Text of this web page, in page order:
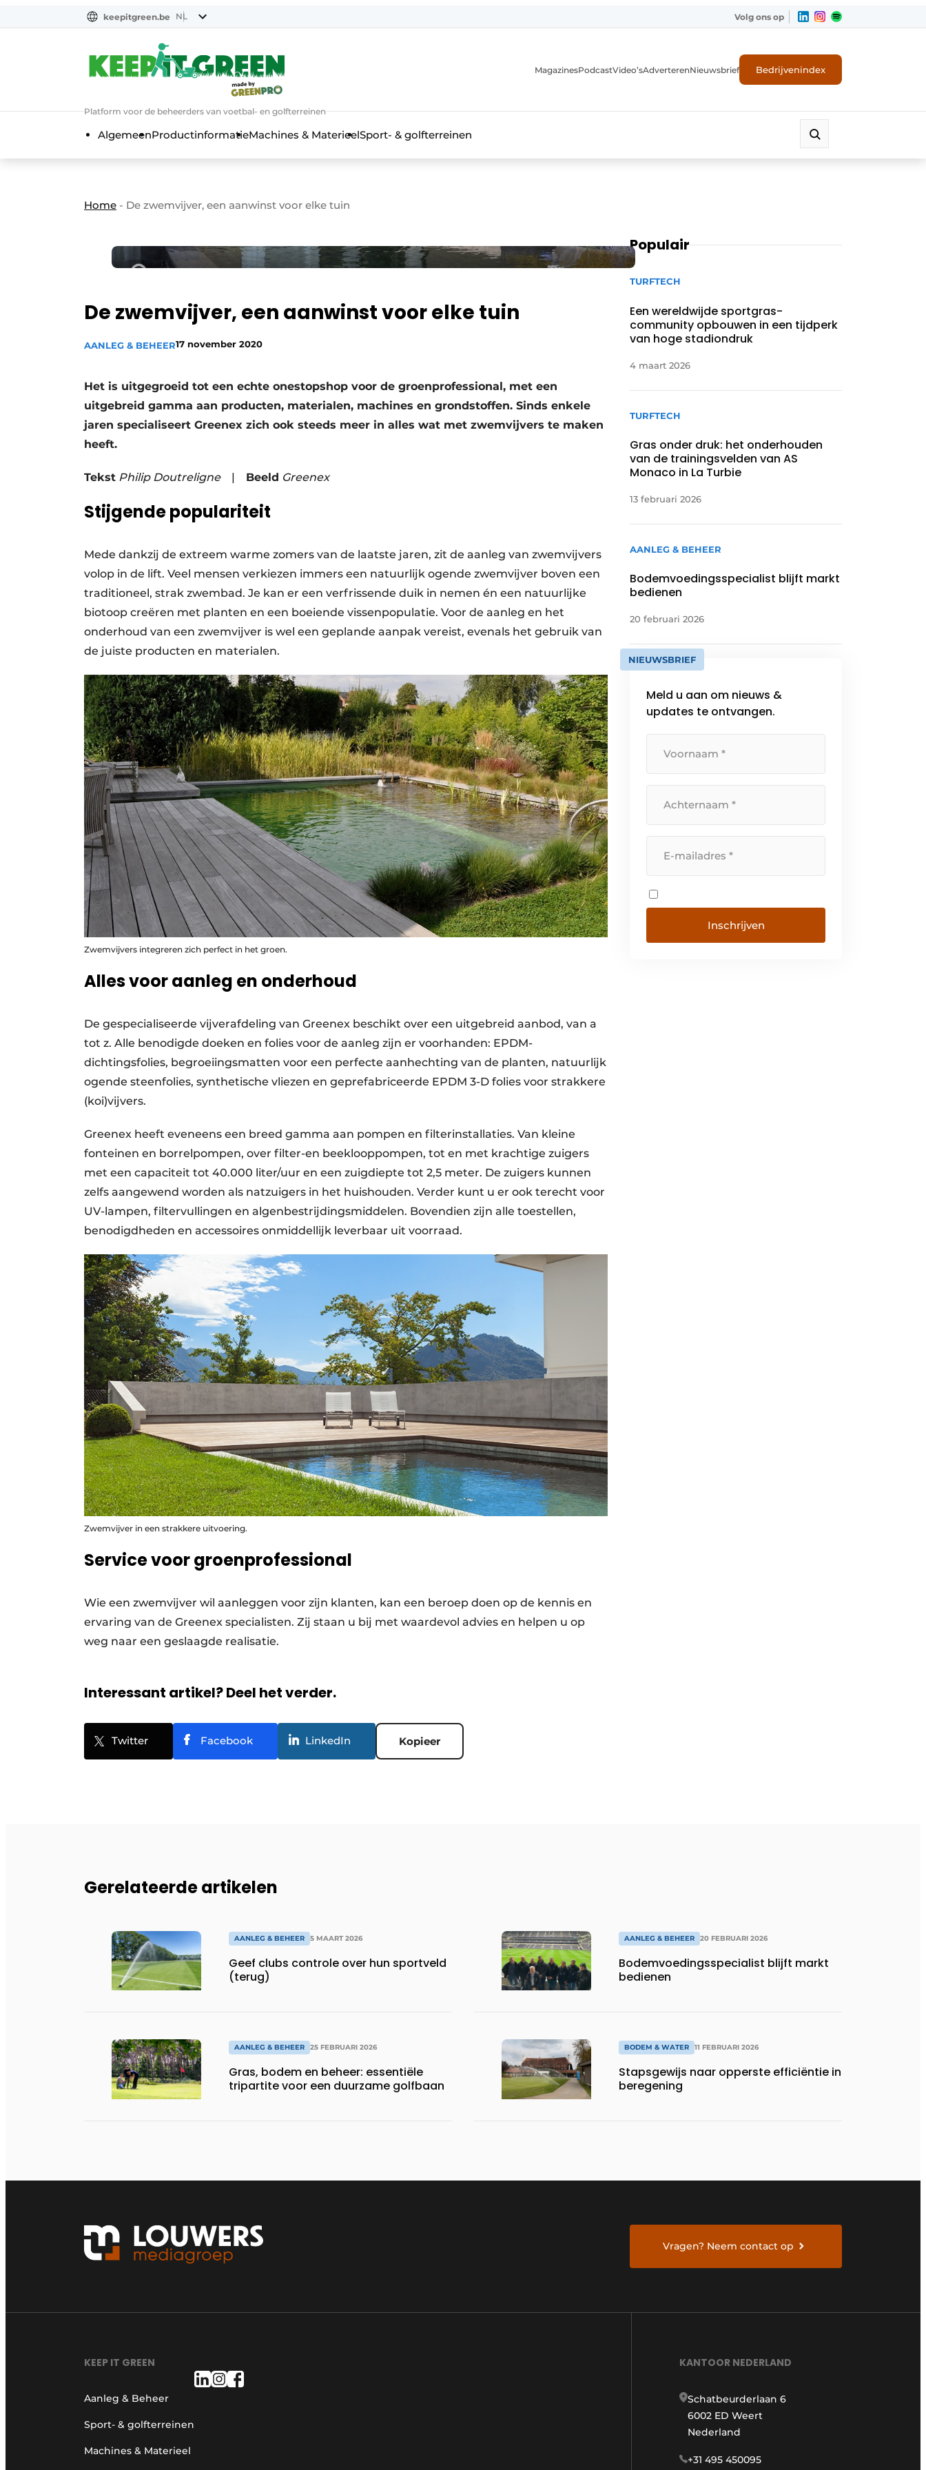
keepitgreen.be NL Volg ons op
Platform voor de beheerders van voetbal- en golfterreinen
MagazinesPodcastVideo’sAdverterenNieuwsbrief Bedrijvenindex
AlgemeenProductinformatieMachines & MaterieelSport- & golfterreinen
Home - De zwemvijver, een aanwinst voor elke tuin
De zwemvijver, een aanwinst voor elke tuin
AANLEG & BEHEER17 november 2020
Het is uitgegroeid tot een echte onestopshop voor de groenprofessional, met een
uitgebreid gamma aan producten, materialen, machines en grondstoffen. Sinds enkele
jaren specialiseert Greenex zich ook steeds meer in alles wat met zwemvijvers te maken
heeft.
Tekst Philip Doutreligne | Beeld Greenex
Stijgende populariteit
Mede dankzij de extreem warme zomers van de laatste jaren, zit de aanleg van zwemvijvers
volop in de lift. Veel mensen verkiezen immers een natuurlijk ogende zwemvijver boven een
traditioneel, strak zwembad. Je kan er een verfrissende duik in nemen én een natuurlijke
biotoop creëren met planten en een boeiende vissenpopulatie. Voor de aanleg en het
onderhoud van een zwemvijver is wel een geplande aanpak vereist, evenals het gebruik van
de juiste producten en materialen.
Zwemvijvers integreren zich perfect in het groen.
Alles voor aanleg en onderhoud
De gespecialiseerde vijverafdeling van Greenex beschikt over een uitgebreid aanbod, van a
tot z. Alle benodigde doeken en folies voor de aanleg zijn er voorhanden: EPDM-
dichtingsfolies, begroeiingsmatten voor een perfecte aanhechting van de planten, natuurlijk
ogende steenfolies, synthetische vliezen en geprefabriceerde EPDM 3-D folies voor strakkere
(koi)vijvers.
Greenex heeft eveneens een breed gamma aan pompen en filterinstallaties. Van kleine
fonteinen en borrelpompen, over filter-en beeklooppompen, tot en met krachtige zuigers
met een capaciteit tot 40.000 liter/uur en een zuigdiepte tot 2,5 meter. De zuigers kunnen
zelfs aangewend worden als natzuigers in het huishouden. Verder kunt u er ook terecht voor
UV-lampen, filtervullingen en algenbestrijdingsmiddelen. Bovendien zijn alle toestellen,
benodigdheden en accessoires onmiddellijk leverbaar uit voorraad.
Zwemvijver in een strakkere uitvoering.
Service voor groenprofessional
Wie een zwemvijver wil aanleggen voor zijn klanten, kan een beroep doen op de kennis en
ervaring van de Greenex specialisten. Zij staan u bij met waardevol advies en helpen u op
weg naar een geslaagde realisatie.
Interessant artikel? Deel het verder.
Twitter Facebook LinkedIn Kopieer
Populair
TURFTECH
Een wereldwijde sportgras-
community opbouwen in een tijdperk
van hoge stadiondruk
4 maart 2026
TURFTECH
Gras onder druk: het onderhouden
van de trainingsvelden van AS
Monaco in La Turbie
13 februari 2026
AANLEG & BEHEER
Bodemvoedingsspecialist blijft markt
bedienen
20 februari 2026
NIEUWSBRIEF
Meld u aan om nieuws &
updates te ontvangen.
Gerelateerde artikelen
AANLEG & BEHEER 5 MAART 2026
Geef clubs controle over hun sportveld
(terug)
AANLEG & BEHEER 25 FEBRUARI 2026
Gras, bodem en beheer: essentiële
tripartite voor een duurzame golfbaan
AANLEG & BEHEER 20 FEBRUARI 2026
Bodemvoedingsspecialist blijft markt
bedienen
BODEM & WATER 11 FEBRUARI 2026
Stapsgewijs naar opperste efficiëntie in
beregening
Vragen? Neem contact op
KEEP IT GREEN
Aanleg & Beheer
Sport- & golfterreinen
Machines & Materieel
KANTOOR NEDERLAND
Schatbeurderlaan 6
6002 ED Weert
Nederland
+31 495 450095